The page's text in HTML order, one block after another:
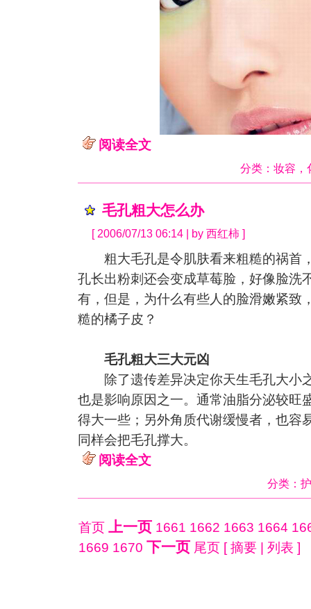
阅读全文
分类： 妆容 ，
毛孔粗大怎么办
[ 2006/07/13 06:14 | by 西红柿 ]
粗大毛孔是令肌肤看来粗糙的祸首
孔长出粉刺还会变成草莓脸，好像脸洗
有，但是，为什么有些人的脸滑嫩紧致
糙的橘子皮？
毛孔粗大三大元凶
除了遗传差异决定你天生毛孔大小
也是影响原因之一。通常油脂分泌较旺
得大一些；另外角质代谢缓慢者，也容
同样会把毛孔撑大。
阅读全文
分类：
首页 上一页 1661 1662 1663 1664
1669 1670 下一页 尾页 [摘要 列表 ]